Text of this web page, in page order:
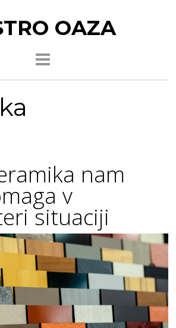
OAZA
nam
v
situaciji